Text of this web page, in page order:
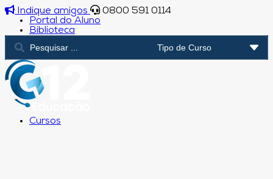
Indique amigos
0800 591 0114
Portal do Aluno
Biblioteca
Cursos